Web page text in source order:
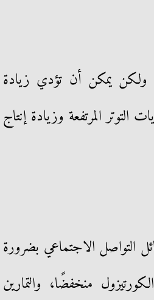
ولكن يمكن أن تؤدي زيادة
المرتفعة وزيادة إنتاج
التواصل الاجتماعي بضرورة
منخفضًا، والتمارين